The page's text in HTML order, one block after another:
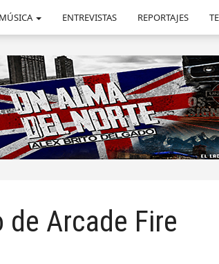
MÚSICA ENTREVISTAS REPORTAJES
Arcade Fire